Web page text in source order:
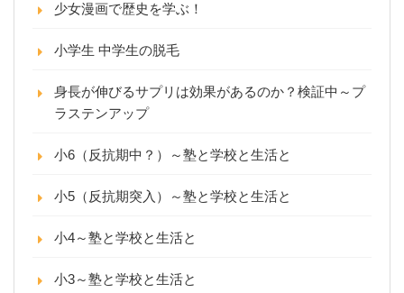
少女漫画で歴史を学ぶ！
小学生 中学生の脱毛
身長が伸びるサプリは効果があるのか？検証中～プ
ラステンアップ
小6（反抗期中？）～塾と学校と生活と
小5（反抗期突入）～塾と学校と生活と
小4～塾と学校と生活と
小3～塾と学校と生活と